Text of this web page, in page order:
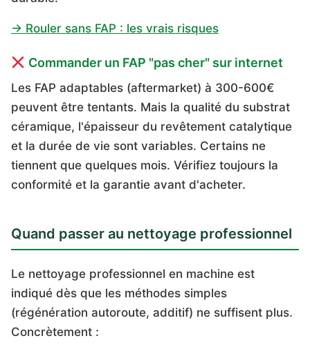
→ Rouler sans FAP : les vrais risques
Commander un FAP "pas cher" sur internet
Les FAP adaptables (aftermarket) à 300-600€
peuvent être tentants. Mais la qualité du substrat
céramique, l'épaisseur du revêtement catalytique
et la durée de vie sont variables. Certains ne
tiennent que quelques mois. Vérifiez toujours la
conformité et la garantie avant d'acheter.
Quand passer au nettoyage professionnel
Le nettoyage professionnel en machine est
indiqué dès que les méthodes simples
(régénération autoroute, additif) ne suffisent plus.
Concrètement :